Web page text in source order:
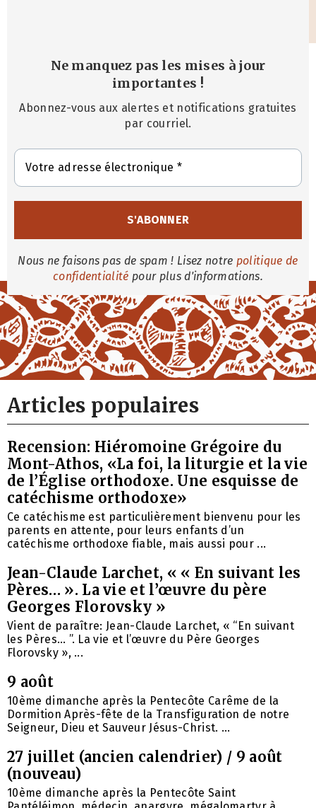
Ne manquez pas les mises à jour
importantes !
Abonnez-vous aux alertes et notifications gratuites
par courriel.
Nous ne faisons pas de spam ! Lisez notre politique de
confidentialité pour plus d'informations.
Articles populaires
Recension: Hiéromoine Grégoire du
Mont-Athos, «La foi, la liturgie et la vie
de l’Église orthodoxe. Une esquisse de
catéchisme orthodoxe»
Ce catéchisme est particulièrement bienvenu pour les
parents en attente, pour leurs enfants d’un
catéchisme orthodoxe fiable, mais aussi pour ...
Jean-Claude Larchet, « « En suivant les
Pères… ». La vie et l’œuvre du père
Georges Florovsky »
Vient de paraître: Jean-Claude Larchet, « “En suivant
les Pères… ”. La vie et l’œuvre du Père Georges
Florovsky », ...
9 août
10ème dimanche après la Pentecôte Carême de la
Dormition Après-fête de la Transfiguration de notre
Seigneur, Dieu et Sauveur Jésus-Christ. ...
27 juillet (ancien calendrier) / 9 août
(nouveau)
10ème dimanche après la Pentecôte Saint